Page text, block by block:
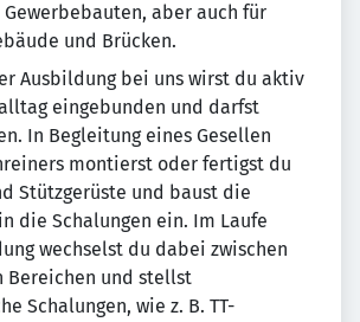
aber auch für
und Brücken.
Ausbildung bei uns wirst du aktiv
eingebunden und darfst
In Begleitung eines Gesellen
montierst oder fertigst du
Stützgerüste und baust die
die Schalungen ein. Im Laufe
wechselst du dabei zwischen
Bereichen und stellst
Schalungen, wie z. B. TT-